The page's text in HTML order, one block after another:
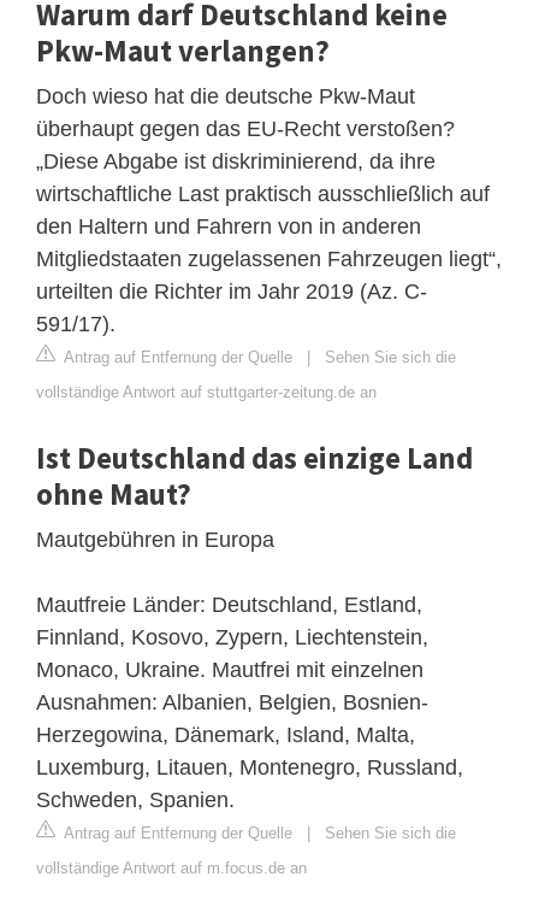
Warum darf Deutschland keine
Pkw-Maut verlangen?
Doch wieso hat die deutsche Pkw-Maut
überhaupt gegen das EU-Recht verstoßen?
„Diese Abgabe ist diskriminierend, da ihre
wirtschaftliche Last praktisch ausschließlich auf
den Haltern und Fahrern von in anderen
Mitgliedstaaten zugelassenen Fahrzeugen liegt“,
urteilten die Richter im Jahr 2019 (Az. C-
591/17).
Antrag auf Entfernung der Quelle | Sehen Sie sich die
vollständige Antwort auf stuttgarter-zeitung.de an
Ist Deutschland das einzige Land
ohne Maut?
Mautgebühren in Europa
Mautfreie Länder: Deutschland, Estland,
Finnland, Kosovo, Zypern, Liechtenstein,
Monaco, Ukraine. Mautfrei mit einzelnen
Ausnahmen: Albanien, Belgien, Bosnien-
Herzegowina, Dänemark, Island, Malta,
Luxemburg, Litauen, Montenegro, Russland,
Schweden, Spanien.
Antrag auf Entfernung der Quelle | Sehen Sie sich die
vollständige Antwort auf m.focus.de an